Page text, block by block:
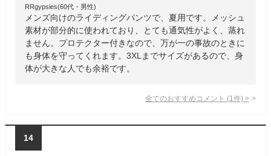
RRgypsies(60代・男性)
メンズ向けのライディングパンツで、夏用です。メッシュ
素材が部分的に使われており、とても通気性がよく、蒸れ
ません。プロテクター付きなので、万が一の事故のときに
も身体を守ってくれます。3XLまでサイズがあるので、身
体が大きな人でも余裕です。
全てのおすすめコメント (1 件) >
14